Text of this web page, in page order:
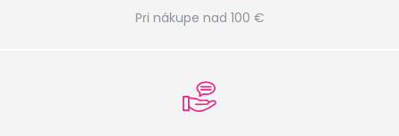
Pri nákupe nad 100 €